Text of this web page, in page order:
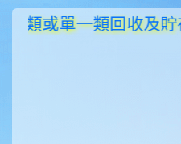
單一類回收及貯存